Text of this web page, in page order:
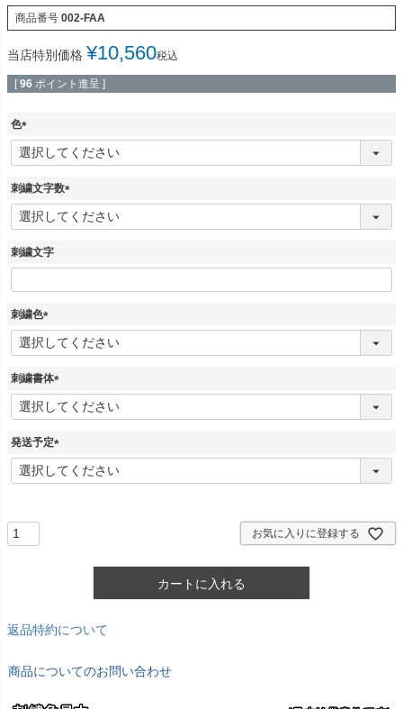
商品番号 002-FAA
当店特別価格 ¥10,560税込
[ 96 ポイント進呈 ]
色
(
必
)
刺繍文字数
(
必
刺繍文字
刺繍色
(
必
)
刺繍書体
(
必
)
発送予定
(
必
お気に入りに登録する
カートに入れる
返品特約について
商品についてのお問い合わせ